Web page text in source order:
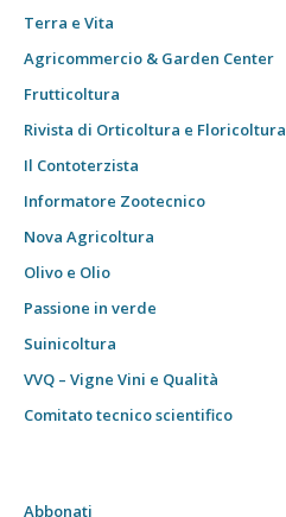
Terra e Vita
Agricommercio & Garden Center
Frutticoltura
Rivista di Orticoltura e Floricoltura
Il Contoterzista
Informatore Zootecnico
Nova Agricoltura
Olivo e Olio
Passione in verde
Suinicoltura
VVQ – Vigne Vini e Qualità
Comitato tecnico scientifico
Abbonati